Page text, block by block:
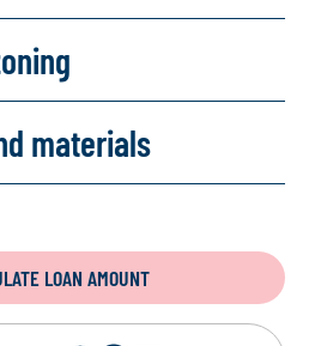
materials
LOAN AMOUNT